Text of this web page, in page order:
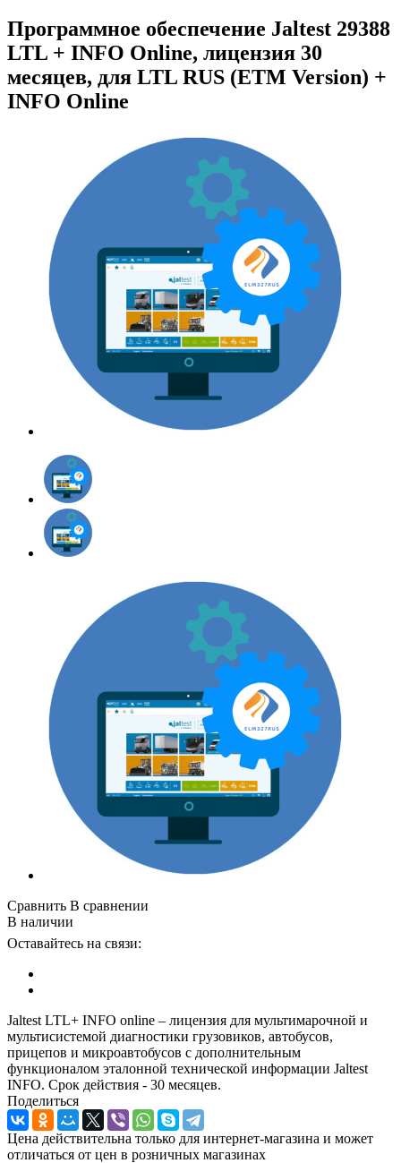
Программное обеспечение Jaltest 29388
LTL + INFO Online, лицензия 30
месяцев, для LTL RUS (ETM Version) +
INFO Online
Сравнить В сравнении
В наличии
Оставайтесь на связи:
Jaltest LTL+ INFO online – лицензия для мультимарочной и
мультисистемой диагностики грузовиков, автобусов,
прицепов и микроавтобусов с дополнительным
функционалом эталонной технической информации Jaltest
INFO. Срок действия - 30 месяцев.
Поделиться
Цена действительна только для интернет-магазина и может
отличаться от цен в розничных магазинах